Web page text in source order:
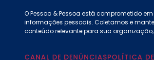
O Pessoa & Pessoa está comprometido
informações pessoais. Coletamos e
conteúdo relevante para sua
CANAL DE DENÚNCIASPOLÍTICA